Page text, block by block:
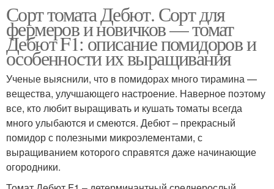
Сорт томата Дебют. Сорт для
фермеров и новичков — томат
Дебют F1: описание помидоров и
особенности их выращивания
Ученые выяснили, что в помидорах много тирамина —
вещества, улучшающего настроение. Наверное поэтому
все, кто любит выращивать и кушать томаты всегда
много улыбаются и смеются. Дебют – прекрасный
помидор с полезными микроэлементами, с
выращиванием которого справятся даже начинающие
огородники.